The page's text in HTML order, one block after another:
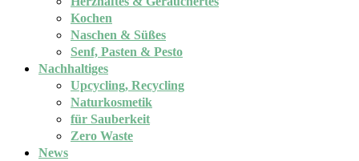
Kochen
Naschen & Süßes
Senf, Pasten & Pesto
Nachhaltiges
Upcycling, Recycling
Naturkosmetik
für Sauberkeit
Zero Waste
News